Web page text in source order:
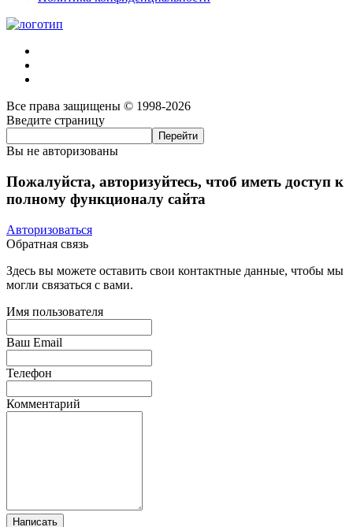
Все права защищены © 1998-2026
Введите страницу
Вы не авторизованы
Пожалуйста, авторизуйтесь, чтоб иметь доступ к
полному функционалу сайта
Авторизоваться
Обратная связь
Здесь вы можете оставить свои контактные данные, чтобы мы
могли связаться с вами.
Имя пользователя
Ваш Email
Телефон
Комментарий
Написать